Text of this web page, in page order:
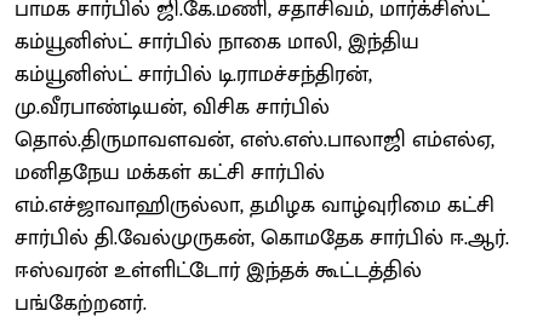
பாமக சார்பில் ஜி.கே.மணி, சதாசிவம், மார்க்சிஸ்ட்
கம்யூனிஸ்ட் சார்பில் நாகை மாலி, இந்திய
கம்யூனிஸ்ட் சார்பில் டி.ராமச்சந்திரன்,
மு.வீரபாண்டியன், விசிக சார்பில்
தொல்.திருமாவளவன், எஸ்.எஸ்.பாலாஜி எம்எல்ஏ,
மனிதநேய மக்கள் கட்சி சார்பில்
எம்.எச்ஜாவாஹிருல்லா, தமிழக வாழ்வுரிமை கட்சி
சார்பில் தி.வேல்முருகன், கொமதேக சார்பில் ஈ.ஆர்.
ஈஸ்வரன் உள்ளிட்டோர் இந்தக் கூட்டத்தில்
பங்கேற்றனர்.